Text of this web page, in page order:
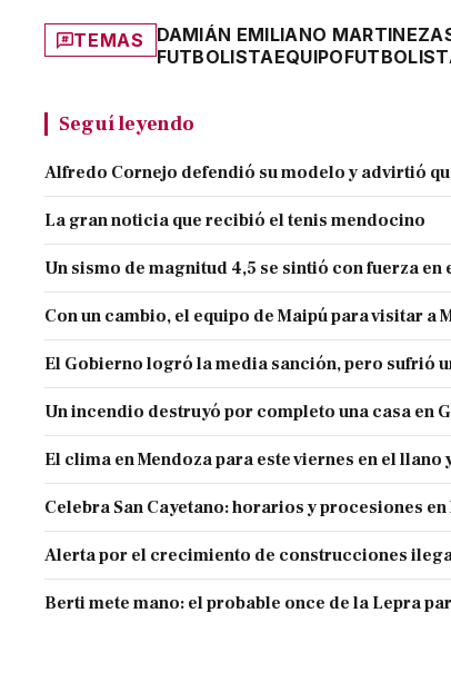
TEMAS DAMIÁN EMILIANO MARTINEZ
FUTBOLISTAEQUIPO
Seguí leyendo
Alfredo Cornejo defendió su modelo y advirtió
La gran noticia que recibió el tenis mendocino
Un sismo de magnitud 4,5 se sintió con fuerza en
Con un cambio, el equipo de Maipú para visitar a
El Gobierno logró la media sanción, pero sufrió
Un incendio destruyó por completo una casa en
El clima en Mendoza para este viernes en el
Celebra San Cayetano: horarios y procesiones en
Alerta por el crecimiento de construcciones
Berti mete mano: el probable once de la Lepra